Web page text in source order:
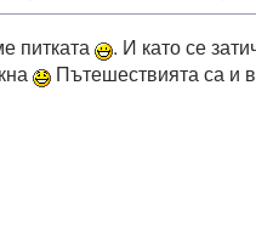
питката
. И като се
Пътешествията са и